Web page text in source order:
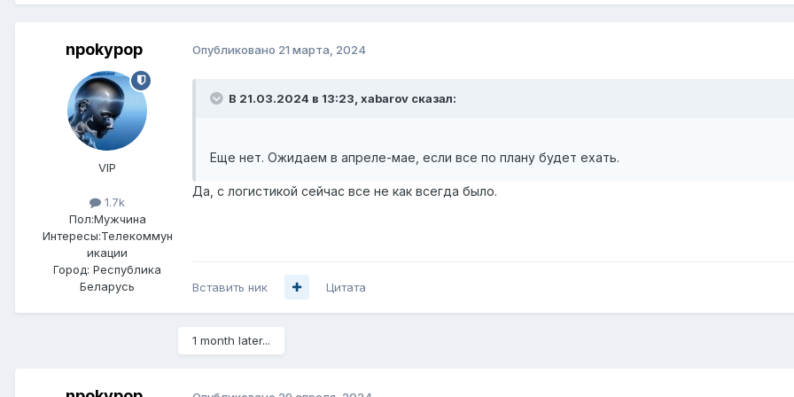
npokypop
VIP
1.7k
Пол:Мужчина
Интересы:Телекоммун
икации
Город: Республика
Беларусь
Опубликовано 21 марта, 2024
В 21.03.2024 в 13:23, xabarov сказал:
Еще нет. Ожидаем в апреле-мае, если все по плану будет ехать.
Да, с логистикой сейчас все не как всегда было.
Вставить ник Цитата
1 month later...